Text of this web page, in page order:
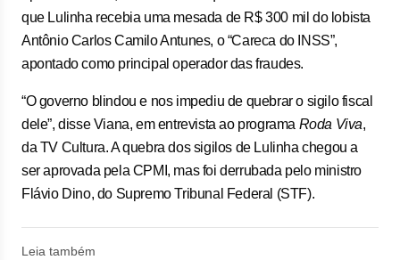
que Lulinha recebia uma mesada de R$ 300 mil do lobista
Antônio Carlos Camilo Antunes, o “Careca do INSS”,
apontado como principal operador das fraudes.
“O governo blindou e nos impediu de quebrar o sigilo fiscal
dele”, disse Viana, em entrevista ao programa Roda Viva,
da TV Cultura. A quebra dos sigilos de Lulinha chegou a
ser aprovada pela CPMI, mas foi derrubada pelo ministro
Flávio Dino, do Supremo Tribunal Federal (STF).
Leia também